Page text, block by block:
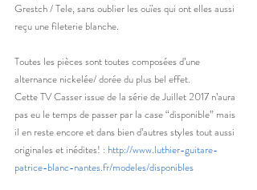
Grestch / Tele, sans oublier les ouïes qui ont elles aussi
reçu une fileterie blanche.
Toutes les pièces sont toutes composées d’une
alternance nickelée/ dorée du plus bel effet.
Cette TV Casser issue de la série de Juillet 2017 n’aura
pas eu le temps de passer par la case “disponible” mais
il en reste encore et dans bien d’autres styles tout aussi
originales et inédites! : http://www.luthier-guitare-
patrice-blanc-nantes.fr/modeles/disponibles